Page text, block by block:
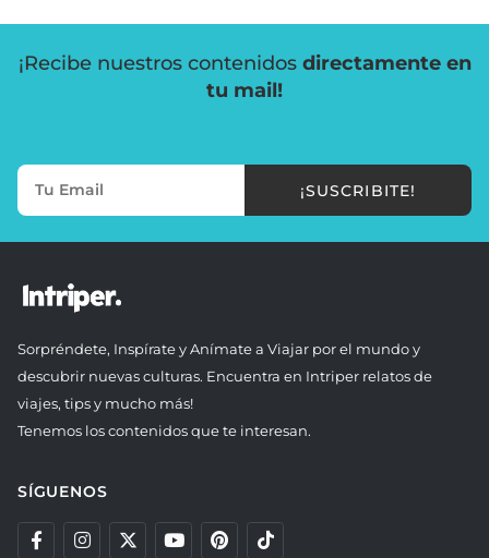
¡Recibe nuestros contenidos directamente en
tu mail!
¡SUSCRIBITE!
Sorpréndete, Inspírate y Anímate a Viajar por el mundo y
descubrir nuevas culturas. Encuentra en Intriper relatos de
viajes, tips y mucho más!
Tenemos los contenidos que te interesan.
SÍGUENOS